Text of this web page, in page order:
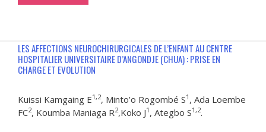
LES AFFECTIONS NEUROCHIRURGICALES DE L’ENFANT AU CENTRE
HOSPITALIER UNIVERSITAIRE D’ANGONDJE (CHUA) : PRISE EN
CHARGE ET EVOLUTION
Kuissi Kamgaing E1,2, Minto’o Rogombé S1 , Ada Loembe
FC2, Koumba Maniaga R2,Koko J1 , Ategbo S1,2.